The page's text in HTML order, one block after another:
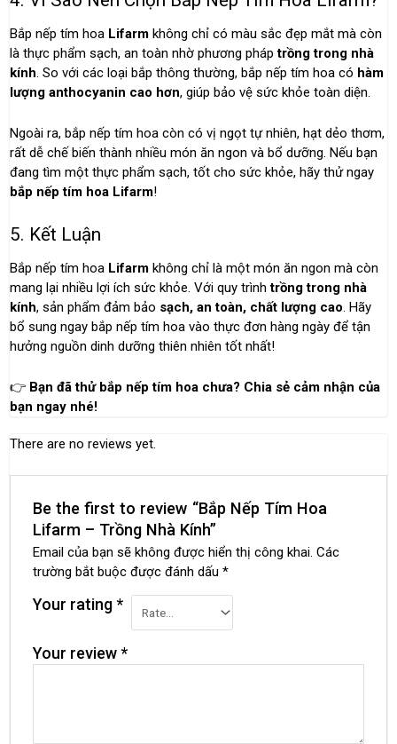
Bắp nếp tím hoa Lifarm không chỉ có màu sắc đẹp mắt mà còn
là thực phẩm sạch, an toàn nhờ phương pháptrồng trong nhà
kính. So với các loại bắp thông thường, bắp nếp tím hoa có hàm
lượng anthocyanin cao hơn, giúp bảo vệ sức khỏe toàn diện.
Ngoài ra, bắp nếp tím hoa còn có vị ngọt tự nhiên, hạt dẻo thơm,
rất dễ chế biến thành nhiều món ăn ngon và bổ dưỡng. Nếu bạn
đang tìm một thực phẩm sạch, tốt cho sức khỏe, hãy thử ngay
bắp nếp tím hoa Lifarm!
5. Kết Luận
Bắp nếp tím hoa Lifarm không chỉ là một món ăn ngon mà còn
mang lại nhiều lợi ích sức khỏe. Với quy trìnhtrồng trong nhà
kính, sản phẩm đảm bảo sạch, an toàn, chất lượng cao. Hãy
bổ sung ngay bắp nếp tím hoa vào thực đơn hàng ngày để tận
hưởng nguồn dinh dưỡng thiên nhiên tốt nhất!
👉 Bạn đã thử bắp nếp tím hoa chưa? Chia sẻ cảm nhận của
bạn ngay nhé!
There are no reviews yet.
Be the first to review “Bắp Nếp Tím Hoa
Lifarm – Trồng Nhà Kính”
Email của bạn sẽ không được hiển thị công khai. Các
trường bắt buộc được đánh dấu*
Your rating*
Your review*